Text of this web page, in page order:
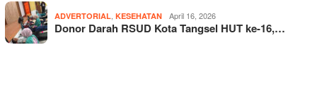
ADVERTORIAL KESEHATAN April 16, 2026
Donor Darah RSUD Kota Tangsel HUT ke-16,…